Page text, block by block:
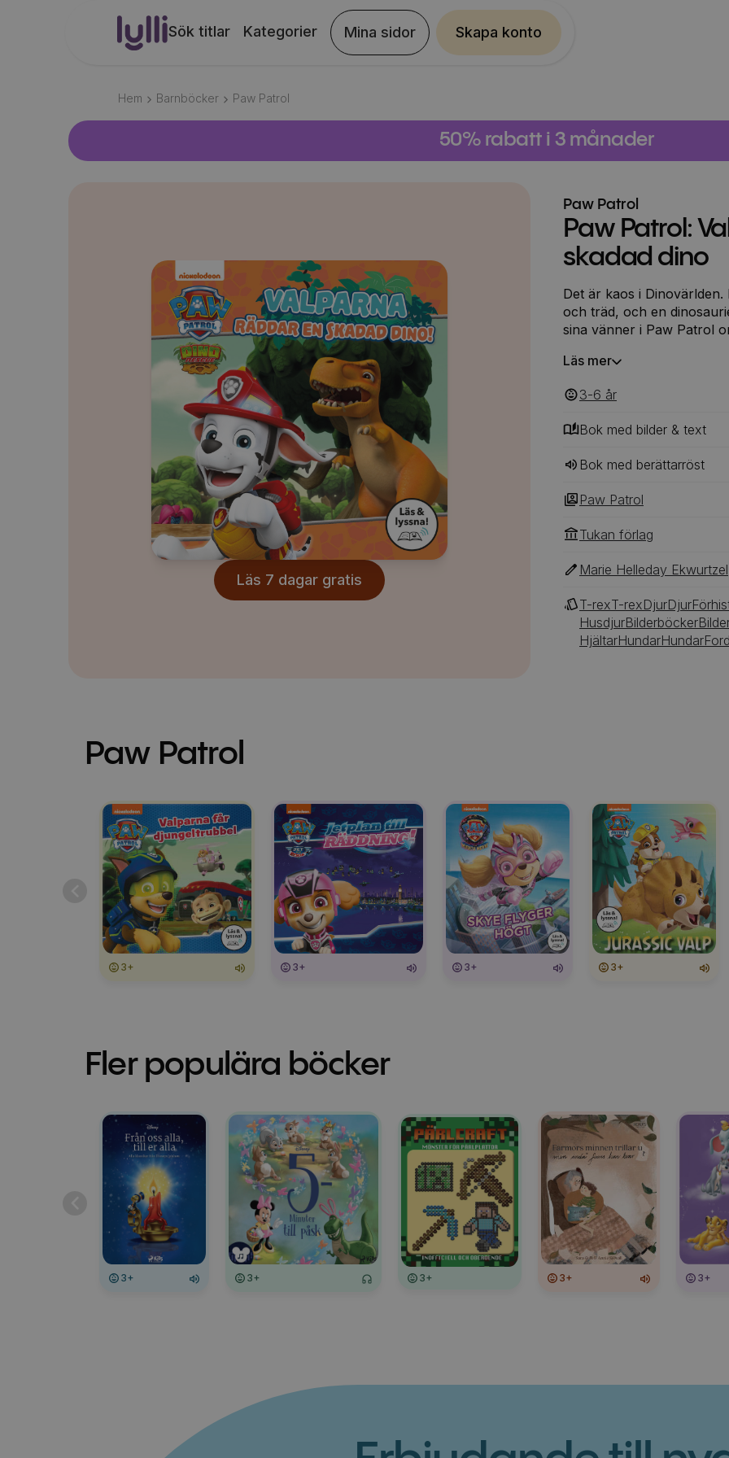
Sök titlar Kategorier Mina sidor Skapa konto
Hem Barnböcker Paw Patrol
50% rabatt i 3 månader
Läs 7 dagar gratis
Paw Patrol
Paw Patrol:
skadad dino
Det är kaos i
och träd, och en
sina vänner i Paw Patrol
den tuggande jätten och
Läs mer
3-6 ‎‎ år
Bok med bilder & text
Bok med berättarröst
Paw Patrol
Tukan förlag
Marie Helleday Ekwurtzel
T-rexT-rexDjurDjur
HusdjurBilderböcker
HjältarHundarHundar
Paw Patrol
3+ 3+ 3+ 3+
Fler populära böcker
3+ 3+ 3+ 3+ 3+